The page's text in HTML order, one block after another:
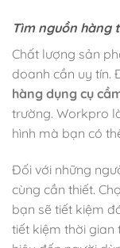
Tìm nguồn hàng
Chất lượng sản
doanh cần uy tín.
hàng dụng cụ
trường. Workpro
hình mà bạn có
Đối với những
cùng cần thiết.
bạn sẽ tiết kiệm
tiết kiệm thời gian